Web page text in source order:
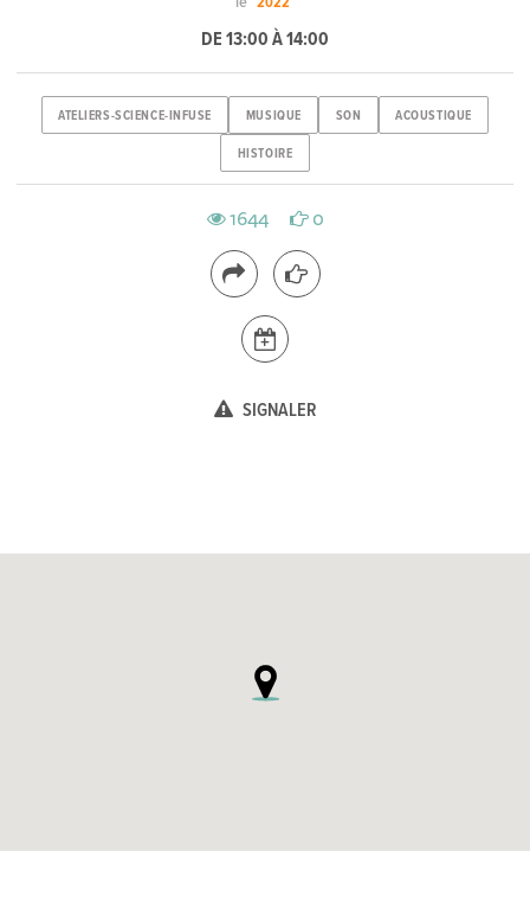
DE 13:00 À 14:00
ATELIERS-SCIENCE-INFUSE MUSIQUE SON ACOUSTIQUE
HISTOIRE
1644 0
SIGNALER